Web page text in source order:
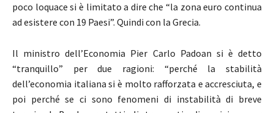
poco loquace si è limitato a dire che “la zona euro continua
ad esistere con 19 Paesi”. Quindi con la Grecia.
Il ministro dell’Economia Pier Carlo Padoan si è detto
“tranquillo” per due ragioni: “perché la stabilità
dell’economia italiana si è molto rafforzata e accresciuta, e
poi perché se ci sono fenomeni di instabilità di breve